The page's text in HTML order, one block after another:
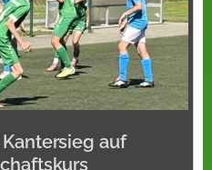
auf